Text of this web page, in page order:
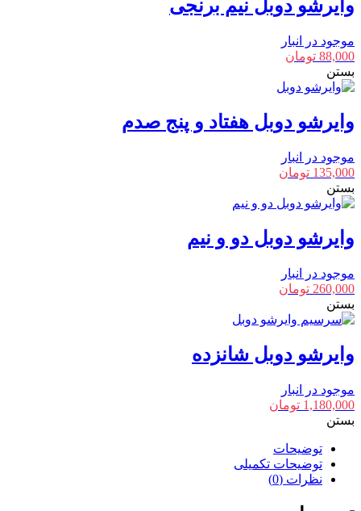
وایرشو دوبل نیم برنجی
موجود در انبار
88,000 تومان
بستن
وایرشو دوبل هفتاد و پنج صدم
موجود در انبار
135,000 تومان
بستن
وایرشو دوبل دو و نیم
موجود در انبار
260,000 تومان
بستن
وایرشو دوبل شانزده
موجود در انبار
1,180,000 تومان
بستن
توضیحات
توضیحات تکمیلی
نظرات (0)